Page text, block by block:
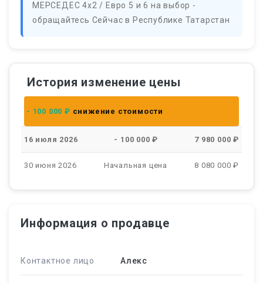
МЕРСЕДЕС 4х2 / Евро 5 и 6 на выбор -
обращайтесь Сейчас в Республике Татарстан
История изменение цены
- 100 000 ₽ снижение стоимости
16 июля 2026 - 100 000 ₽ 7 980 000 ₽
30 июня 2026 Начальная цена 8 080 000 ₽
Информация о продавце
Контактное лицо Алекс